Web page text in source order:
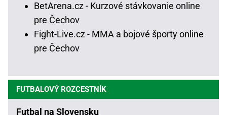
BetArena.cz - Kurzové stávkovanie online
pre Čechov
Fight-Live.cz - MMA a bojové športy online
pre Čechov
FUTBALOVÝ ROZCESTNÍK
Futbal na Slovensku